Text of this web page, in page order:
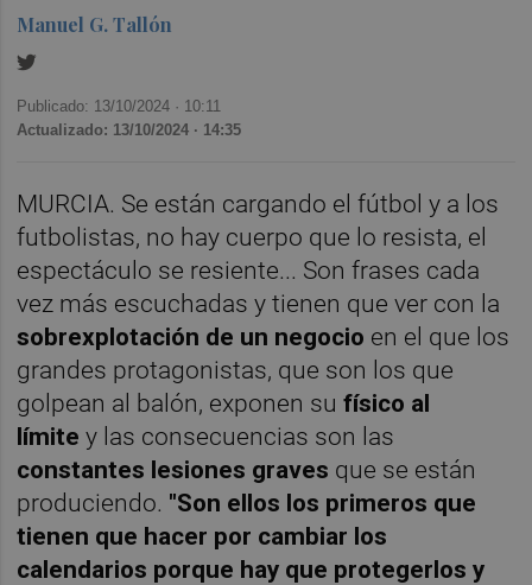
Manuel G. Tallón
Publicado: 13/10/2024 · 10:11
Actualizado: 13/10/2024 · 14:35
MURCIA. Se están cargando el fútbol y a los
futbolistas, no hay cuerpo que lo resista, el
espectáculo se resiente... Son frases cada
vez más escuchadas y tienen que ver con la
sobrexplotación de un negocio en el que los
grandes protagonistas, que son los que
golpean al balón, exponen sufísico al
límitey las consecuencias son las
constantes lesiones graves que se están
produciendo. "Son ellos los primeros que
tienen que hacer por cambiar los
calendarios porque hay que protegerlos y